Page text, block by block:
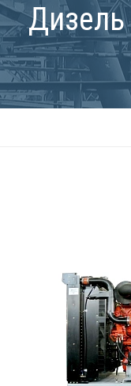
Дизель